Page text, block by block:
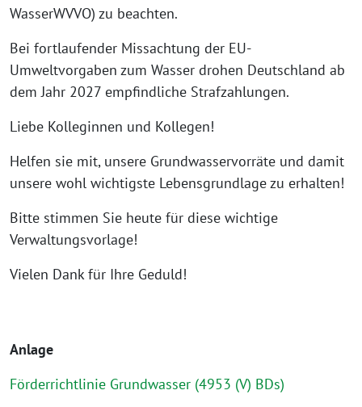
WasserWVVO) zu beachten.
Bei fortlaufender Missachtung der EU-
Umweltvorgaben zum Wasser drohen Deutschland ab
dem Jahr 2027 empfindliche Strafzahlungen.
Liebe Kolleginnen und Kollegen!
Helfen sie mit, unsere Grundwasservorräte und damit
unsere wohl wichtigste Lebensgrundlage zu erhalten!
Bitte stimmen Sie heute für diese wichtige
Verwaltungsvorlage!
Vielen Dank für Ihre Geduld!
Anlage
Förderrichtlinie Grundwasser (4953 (V) BDs)